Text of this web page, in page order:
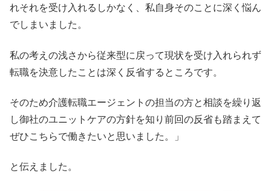
れそれを受け入れるしかなく、私自身そのことに深く悩ん
でしまいました。
私の考えの浅さから従来型に戻って現状を受け入れられず
転職を決意したことは深く反省するところです。
そのため介護転職エージェントの担当の方と相談を繰り返
し御社のユニットケアの方針を知り前回の反省も踏まえて
ぜひこちらで働きたいと思いました。」
と伝えました。